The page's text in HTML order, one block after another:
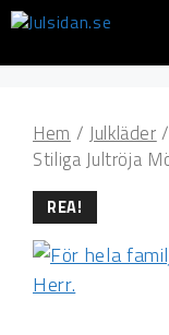
Hoppa
innehåll
Hem / Julkläder /
Stiliga Jultröja
REA!